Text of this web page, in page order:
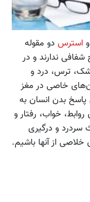
استرس دو مقوله
ندارند و در
شک، ترس، درد و
خاصی در مغز
پاسخ بدن انسان به
خواب، رفتار و
سردرد و درگیری
از آنها باشیم.